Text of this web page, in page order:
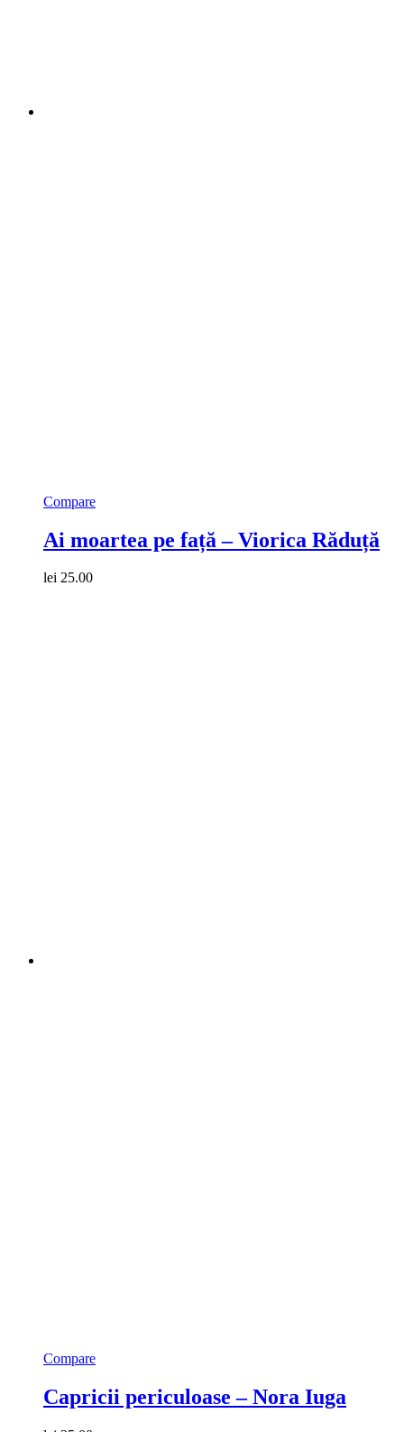
Compare
Ai moartea pe față – Viorica Răduță
lei 25.00
Compare
Capricii periculoase – Nora Iuga